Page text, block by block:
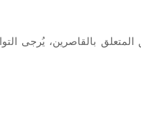
المتعلق بالقاصرين، يُرجى